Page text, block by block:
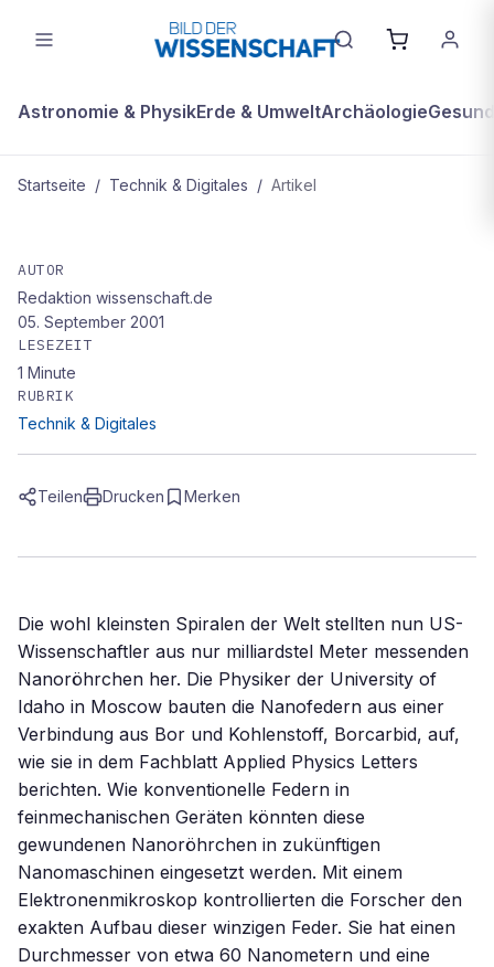
Astronomie & PhysikErde & UmweltArchäologie
Startseite / Technik & Digitales / Artikel
Forscher winden Bor-Carbid zur
kleinsten Spirale der Welt
AUTOR
Redaktion wissenschaft.de
05. September 2001
LESEZEIT
1 Minute
RUBRIK
Technik & Digitales
Teilen Drucken Merken
Die wohl kleinsten Spiralen der Welt stellten nun US-
Wissenschaftler aus nur milliardstel Meter messenden
Nanoröhrchen her. Die Physiker der University of
Idaho in Moscow bauten die Nanofedern aus einer
Verbindung aus Bor und Kohlenstoff, Borcarbid, auf,
wie sie in dem Fachblatt Applied Physics Letters
berichten. Wie konventionelle Federn in
feinmechanischen Geräten könnten diese
gewundenen Nanoröhrchen in zukünftigen
Nanomaschinen eingesetzt werden. Mit einem
Elektronenmikroskop kontrollierten die Forscher den
exakten Aufbau dieser winzigen Feder. Sie hat einen
Durchmesser von etwa 60 Nanometern und eine